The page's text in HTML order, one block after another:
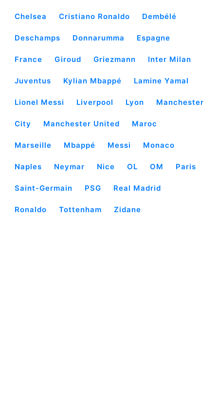
Chelsea Cristiano Ronaldo Dembélé
Deschamps Donnarumma Espagne
France Giroud Griezmann Inter Milan
Juventus Kylian Mbappé Lamine Yamal
Lionel Messi Liverpool Lyon Manchester
City Manchester United Maroc
Marseille Mbappé Messi Monaco
Naples Neymar Nice OL OM Paris
Saint-Germain PSG Real Madrid
Ronaldo Tottenham Zidane